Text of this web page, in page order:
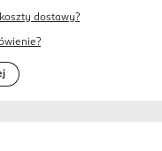
dostawy?